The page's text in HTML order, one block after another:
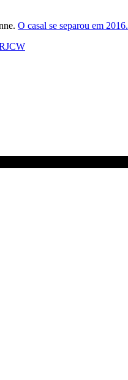
O casal se separou em 2016.